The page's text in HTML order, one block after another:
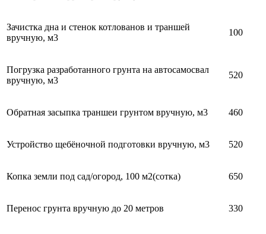
Зачистка дна и стенок котлованов и траншей
вручную, м3
100
Погрузка разработанного грунта на автосамосвал
вручную, м3
520
Обратная засыпка траншеи грунтом вручную, м3 460
Устройство щебёночной подготовки вручную, м3 520
Копка земли под сад/огород, 100 м2(сотка) 650
Перенос грунта вручную до 20 метров 330